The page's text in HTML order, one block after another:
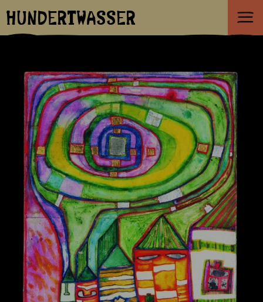
HUNDERTWASSER